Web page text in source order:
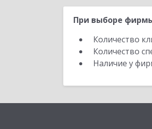
При выборе
Количество
Количество
Наличие у